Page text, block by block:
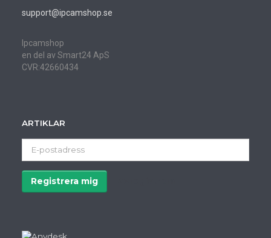
support@ipcamshop.se
Ipcamshop
en del av Smart24 ApS
CVR:42660434
ARTIKLAR
postadress
Registrera mig